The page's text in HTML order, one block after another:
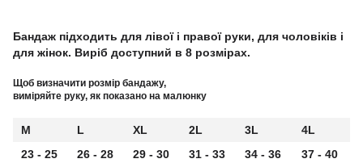
Бандаж підходить для лівої і правої руки, для чоловіків і
для жінок. Виріб доступний в 8 розмірах.
Щоб визначити розмір бандажу,
виміряйте руку, як показано на малюнку
M L XL 2L 3L
4L
23 - 25
26 - 28
29 - 30
31 - 33
34 - 36
37 - 40